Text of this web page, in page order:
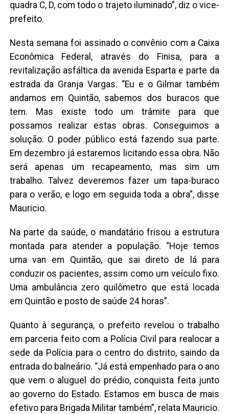
quadra C, D, com todo o trajeto iluminado”, diz o vice-
prefeito.
Nesta semana foi assinado o convênio com a Caixa
Econômica Federal, através do Finisa, para a
revitalização asfáltica da avenida Esparta e parte da
estrada da Granja Vargas. “Eu e o Gilmar também
andamos em Quintão, sabemos dos buracos que
tem. Mas existe todo um trâmite para que
possamos realizar estas obras. Conseguimos a
solução. O poder público está fazendo sua parte.
Em dezembro já estaremos licitando essa obra. Não
será apenas um recapeamento, mas sim um
trabalho. Talvez deveremos fazer um tapa-buraco
para o verão, e logo em seguida toda a obra”, disse
Mauricio.
Na parte da saúde, o mandatário frisou a estrutura
montada para atender a população. “Hoje temos
uma van em Quintão, que sai direto de lá para
conduzir os pacientes, assim como um veículo fixo.
Uma ambulância zero quilômetro que está locada
em Quintão e posto de saúde 24 horas”.
Quanto à segurança, o prefeito revelou o trabalho
em parceria feito com a Polícia Civil para realocar a
sede da Polícia para o centro do distrito, saindo da
entrada do balneário. “Já está empenhado para o ano
que vem o aluguel do prédio, conquista feita junto
ao governo do Estado. Estamos em busca de mais
efetivo para Brigada Militar também”, relata Mauricio.